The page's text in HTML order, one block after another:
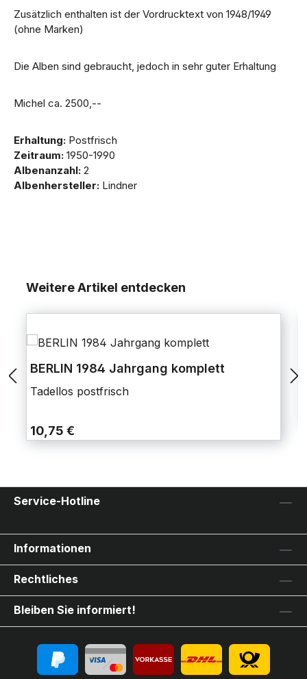
Zusätzlich enthalten ist der Vordrucktext von 1948/1949
(ohne Marken)
Die Alben sind gebraucht, jedoch in sehr guter Erhaltung
Michel ca. 2500,--
Erhaltung: Postfrisch
Zeitraum: 1950-1990
Albenanzahl: 2
Albenhersteller: Lindner
Weitere Artikel entdecken
BERLIN 1984 Jahrgang komplett
Tadellos postfrisch
10,75 €
Service-Hotline
Informationen
Rechtliches
Bleiben Sie informiert!